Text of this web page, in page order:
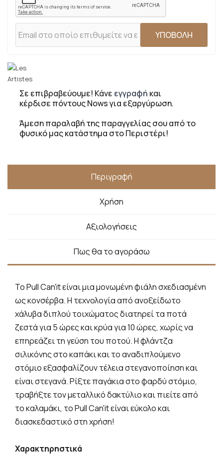
ΥΠΟΒΟΛΗ
Σε επιβραβεύουμε! Κάνε εγγραφή και
κέρδισε πόντους Nows για εξαργύρωση.
Άμεση παραλαβή της παραγγελίας σου από το
φυσικό μας κατάστημα στο Περιστέρι!
Περιγραφή
Χρήση
Αξιολογήσεις
Πως θα το αγοράσω
Το Pull Can'it είναι μια μονωμένη φιάλη σχεδιασμένη
ως κονσέρβα.Η τεχνολογία από ανοξείδωτο
χάλυβα διπλού τοιχώματος διατηρεί τα ποτά
ζεστά για 5 ώρες και κρύα για 10 ώρες, χωρίς να
επηρεάζει τη γεύση του ποτού.Η φλάντζα
σιλικόνης στο καπάκι και το αναδιπλούμενο
στόμιο εξασφαλίζουν τέλεια στεγανοποίηση και
είναι στεγανά.Ρίξτε παγάκια στο φαρδύ στόμιο,
τραβήξτε τον μεταλλικό δακτύλιο και πιείτε από
το καλαμάκι, το Pull Can'it είναι εύκολο και
διασκεδαστικό στη χρήση!
Χαρακτηρηστικά